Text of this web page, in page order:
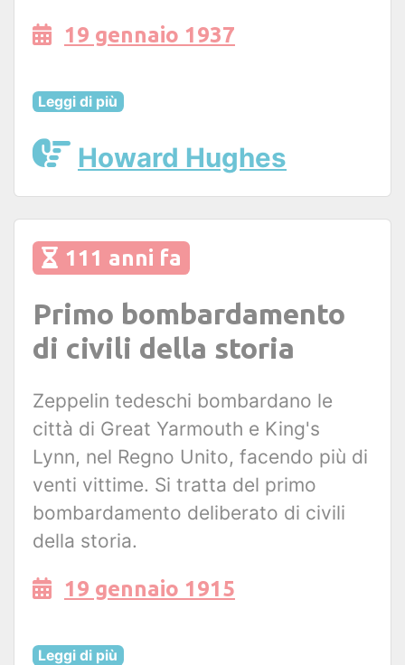
19 gennaio 1937
Leggi di più
Howard Hughes
111 anni fa
Primo bombardamento
di civili della storia
Zeppelin tedeschi bombardano le
città di Great Yarmouth e King's
Lynn, nel Regno Unito, facendo più di
venti vittime. Si tratta del primo
bombardamento deliberato di civili
della storia.
19 gennaio 1915
Leggi di più